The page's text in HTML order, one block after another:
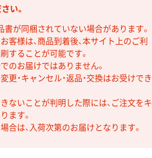
い。
書が同梱されていない場合があります。
様は、商品到着後、本サイト上のご利
することが可能です。
のお届けではありません。
・キャンセル・返品・交換はお受けでき
ないことが判明した際には、ご注文をキ
ます。
合は、入荷次第のお届けとなります。